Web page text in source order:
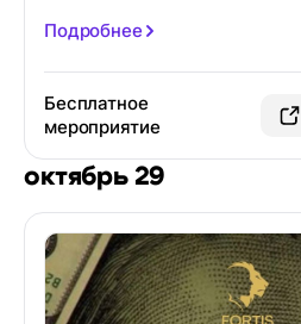
Подробнее
Бесплатное
мероприятие
октябрь 29